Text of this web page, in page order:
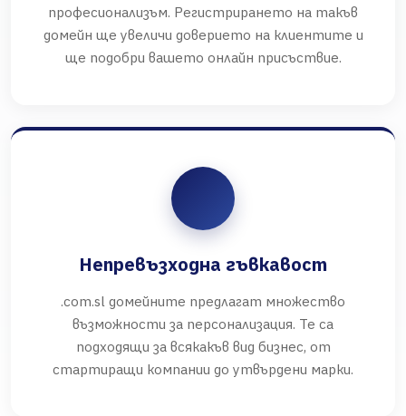
професионализъм. Регистрирането на такъв
домейн ще увеличи доверието на клиентите и
ще подобри вашето онлайн присъствие.
Непревъзходна гъвкавост
.com.sl домейните предлагат множество
възможности за персонализация. Те са
подходящи за всякакъв вид бизнес, от
стартиращи компании до утвърдени марки.